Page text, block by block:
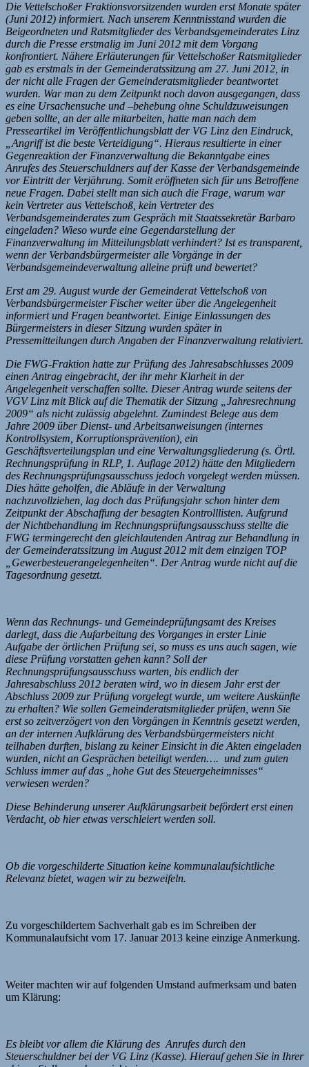
Die Vettelschoßer Fraktionsvorsitzenden wurden erst Monate später
(Juni 2012) informiert. Nach unserem Kenntnisstand wurden die
Beigeordneten und Ratsmitglieder des Verbandsgemeinderates Linz
durch die Presse erstmalig im Juni 2012 mit dem Vorgang
konfrontiert. Nähere Erläuterungen für Vettelschoßer Ratsmitglieder
gab es erstmals in der Gemeinderatssitzung am 27. Juni 2012, in
der nicht alle Fragen der Gemeinderatsmitglieder beantwortet
wurden. War man zu dem Zeitpunkt noch davon ausgegangen, dass
es eine Ursachensuche und –behebung ohne Schuldzuweisungen
geben sollte, an der alle mitarbeiten, hatte man nach dem
Presseartikel im Veröffentlichungsblatt der VG Linz den Eindruck,
„Angriff ist die beste Verteidigung“. Hieraus resultierte in einer
Gegenreaktion der Finanzverwaltung die Bekanntgabe eines
Anrufes des Steuerschuldners auf der Kasse der Verbandsgemeinde
vor Eintritt der Verjährung. Somit eröffneten sich für uns Betroffene
neue Fragen. Dabei stellt man sich auch die Frage, warum war
kein Vertreter aus Vettelschoß, kein Vertreter des
Verbandsgemeinderates zum Gespräch mit Staatssekretär Barbaro
eingeladen? Wieso wurde eine Gegendarstellung der
Finanzverwaltung im Mitteilungsblatt verhindert? Ist es transparent,
wenn der Verbandsbürgermeister alle Vorgänge in der
Verbandsgemeindeverwaltung alleine prüft und bewertet?
Erst am 29. August wurde der Gemeinderat Vettelschoß von
Verbandsbürgermeister Fischer weiter über die Angelegenheit
informiert und Fragen beantwortet. Einige Einlassungen des
Bürgermeisters in dieser Sitzung wurden später in
Pressemitteilungen durch Angaben der Finanzverwaltung relativiert.
Die FWG-Fraktion hatte zur Prüfung des Jahresabschlusses 2009
einen Antrag eingebracht, der ihr mehr Klarheit in der
Angelegenheit verschaffen sollte. Dieser Antrag wurde seitens der
VGV Linz mit Blick auf die Thematik der Sitzung „Jahresrechnung
2009“ als nicht zulässig abgelehnt. Zumindest Belege aus dem
Jahre 2009 über Dienst- und Arbeitsanweisungen (internes
Kontrollsystem, Korruptionsprävention), ein
Geschäftsverteilungsplan und eine Verwaltungsgliederung (s. Örtl.
Rechnungsprüfung in RLP, 1. Auflage 2012) hätte den Mitgliedern
des Rechnungsprüfungsausschuss jedoch vorgelegt werden müssen.
Dies hätte geholfen, die Abläufe in der Verwaltung
nachzuvollziehen, lag doch das Prüfungsjahr schon hinter dem
Zeitpunkt der Abschaffung der besagten Kontrolllisten. Aufgrund
der Nichtbehandlung im Rechnungsprüfungsausschuss stellte die
FWG termingerecht den gleichlautenden Antrag zur Behandlung in
der Gemeinderatssitzung im August 2012 mit dem einzigen TOP
„Gewerbesteuerangelegenheiten“. Der Antrag wurde nicht auf die
Tagesordnung gesetzt.
Wenn das Rechnungs- und Gemeindeprüfungsamt des Kreises
darlegt, dass die Aufarbeitung des Vorganges in erster Linie
Aufgabe der örtlichen Prüfung sei, so muss es uns auch sagen, wie
diese Prüfung vorstatten gehen kann? Soll der
Rechnungsprüfungsausschuss warten, bis endlich der
Jahresabschluss 2012 beraten wird, wo in diesem Jahr erst der
Abschluss 2009 zur Prüfung vorgelegt wurde, um weitere Auskünfte
zu erhalten? Wie sollen Gemeinderatsmitglieder prüfen, wenn Sie
erst so zeitverzögert von den Vorgängen in Kenntnis gesetzt werden,
an der internen Aufklärung des Verbandsbürgermeisters nicht
teilhaben durften, bislang zu keiner Einsicht in die Akten eingeladen
wurden, nicht an Gesprächen beteiligt werden…. und zum guten
Schluss immer auf das „hohe Gut des Steuergeheimnisses“
verwiesen werden?
Diese Behinderung unserer Aufklärungsarbeit befördert erst einen
Verdacht, ob hier etwas verschleiert werden soll.
Ob die vorgeschilderte Situation keine kommunalaufsichtliche
Relevanz bietet, wagen wir zu bezweifeln.
Zu vorgeschildertem Sachverhalt gab es im Schreiben der
Kommunalaufsicht vom 17. Januar 2013 keine einzige Anmerkung.
Weiter machten wir auf folgenden Umstand aufmerksam und baten
um Klärung:
Es bleibt vor allem die Klärung des Anrufes durch den
Steuerschuldner bei der VG Linz (Kasse). Hierauf gehen Sie in Ihrer